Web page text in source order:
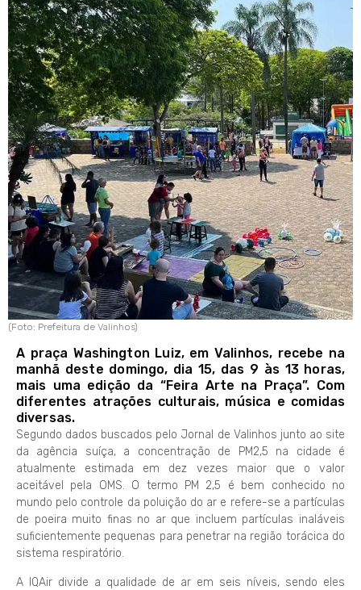
(Foto: Prefeitura de Valinhos)
A praça Washington Luiz, em Valinhos, recebe na
manhã deste domingo, dia 15, das 9 às 13 horas,
mais uma edição da “Feira Arte na Praça”. Com
diferentes atrações culturais, música e comidas
diversas.
Segundo dados buscados pelo Jornal de Valinhos junto ao site
da agência suíça, a concentração de PM2,5 na cidade é
atualmente estimada em dez vezes maior que o valor
aceitável pela OMS. O termo PM 2,5 é bem conhecido no
mundo pelo controle da poluição do ar e refere-se a partículas
de poeira muito finas no ar que incluem partículas inaláveis
suficientemente pequenas para penetrar na região torácica do
sistema respiratório.
A IQAir divide a qualidade de ar em seis níveis, sendo eles